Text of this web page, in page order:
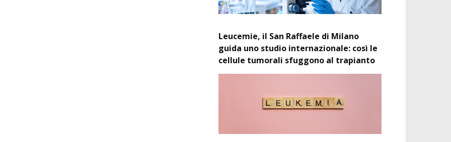
Leucemie, il San Raffaele di Milano
guida uno studio internazionale: così le
cellule tumorali sfuggono al trapianto